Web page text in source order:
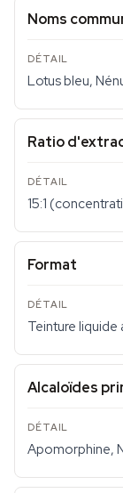
Noms
Lotus bleu,
Ratio
15:1
Format
Teinture
Alcaloïdes
Apomorphine,